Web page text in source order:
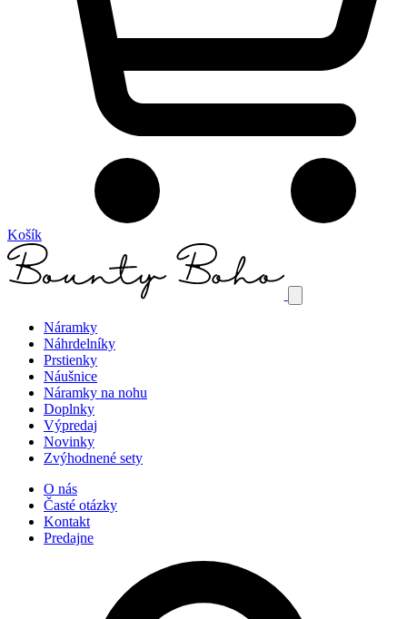
Košík
Náramky
Náhrdelníky
Prstienky
Náušnice
Náramky na nohu
Doplnky
Výpredaj
Novinky
Zvýhodnené sety
O nás
Časté otázky
Kontakt
Predajne